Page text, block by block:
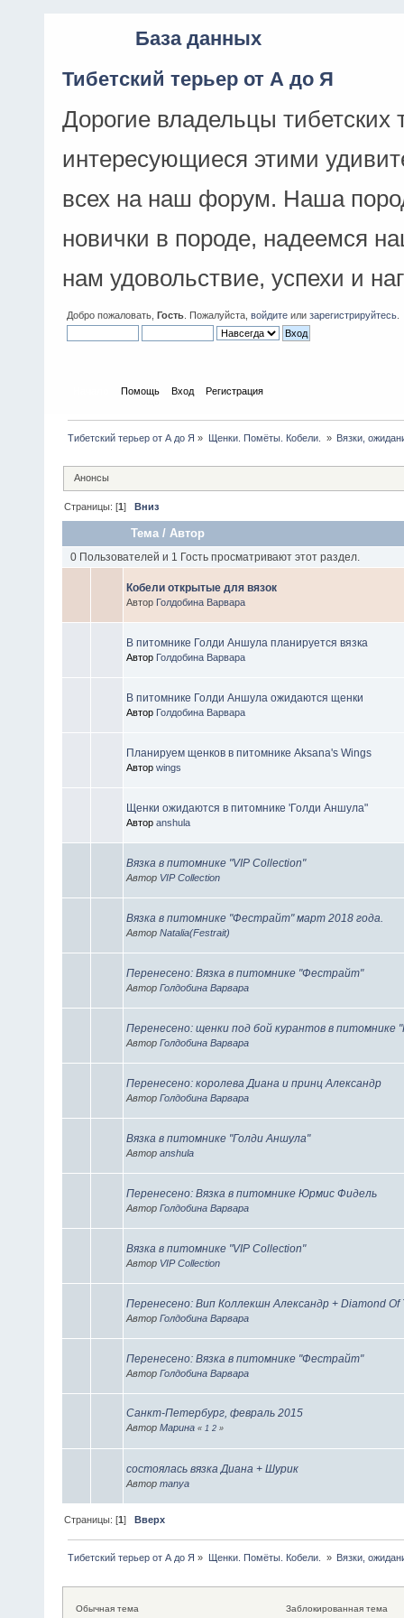
База данных
Тибетский терьер от А до Я
Дорогие владельцы
интересующиеся этими
всех на наш форум. Наша
новички в породе, надеемся
нам удовольствие, успехи и
Добро пожаловать, Гость . Пожалуйста, войдите или зарегистрируйтесь
Помощь Вход Регистрация
Тибетский терьер от А до Я » Щенки. Помëты. Кобели. » Вязки,
Анонсы
Страницы: [1]Вниз
Тема / Автор
0 Пользователей и 1 Гость просматривают этот раздел.
Кобели открытые для вязок
Автор Голдобина Варвара
В питомнике Голди Аншула планируется вязка
Автор Голдобина Варвара
В питомнике Голди Аншула ожидаются щенки
Автор Голдобина Варвара
Планируем щенков в питомнике Aksana's Wings
Автор wings
Щенки ожидаются в питомнике 'Голди Аншула"
Автор anshula
Вязка в питомнике "VIP Collection"
Автор VIP Collection
Вязка в питомнике "Фестрайт" март 2018 года.
Автор Natalia(Festrait)
Перенесено: Вязка в питомнике "Фестрайт"
Автор Голдобина Варвара
Перенесено: щенки под бой курантов в питомнике
Автор Голдобина Варвара
Перенесено: королева Диана и принц Александр
Автор Голдобина Варвара
Вязка в питомнике "Голди Аншула"
Автор anshula
Перенесено: Вязка в питомнике Юрмис Фидель
Автор Голдобина Варвара
Вязка в питомнике "VIP Collection"
Автор VIP Collection
Перенесено: Вип Коллекшн Александр + Diamond Of
Автор Голдобина Варвара
Перенесено: Вязка в питомнике "Фестрайт"
Автор Голдобина Варвара
Санкт-Петербург, февраль 2015
Автор Марина « 1 2 »
состоялась вязка Диана + Шурик
Автор manya
Страницы: [1]Вверх
Тибетский терьер от А до Я » Щенки. Помëты. Кобели. » Вязки,
Обычная тема
Заблокированная тема